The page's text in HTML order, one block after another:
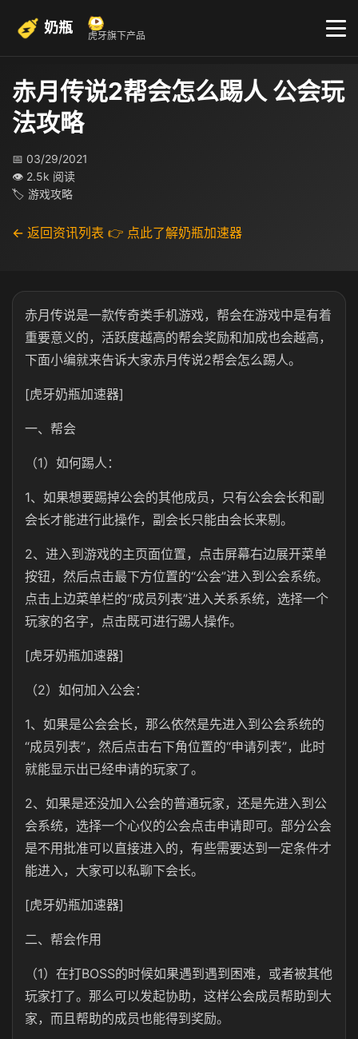
奶瓶 虎牙旗下产品
赤月传说2帮会怎么踢人 公会玩
法攻略
📅 03/29/2021
👁 2.5k 阅读
🏷 游戏攻略
← 返回资讯列表 👉 点此了解奶瓶加速器
赤月传说是一款传奇类手机游戏，帮会在游戏中是有着
重要意义的，活跃度越高的帮会奖励和加成也会越高，
下面小编就来告诉大家赤月传说2帮会怎么踢人。
[虎牙奶瓶加速器]
一、帮会
（1）如何踢人：
1、如果想要踢掉公会的其他成员，只有公会会长和副
会长才能进行此操作，副会长只能由会长来剔。
2、进入到游戏的主页面位置，点击屏幕右边展开菜单
按钮，然后点击最下方位置的“公会”进入到公会系统。
点击上边菜单栏的“成员列表”进入关系系统，选择一个
玩家的名字，点击既可进行踢人操作。
[虎牙奶瓶加速器]
（2）如何加入公会：
1、如果是公会会长，那么依然是先进入到公会系统的
“成员列表”，然后点击右下角位置的“申请列表”，此时
就能显示出已经申请的玩家了。
2、如果是还没加入公会的普通玩家，还是先进入到公
会系统，选择一个心仪的公会点击申请即可。部分公会
是不用批准可以直接进入的，有些需要达到一定条件才
能进入，大家可以私聊下会长。
[虎牙奶瓶加速器]
二、帮会作用
（1）在打BOSS的时候如果遇到遇到困难，或者被其他
玩家打了。那么可以发起协助，这样公会成员帮助到大
家，而且帮助的成员也能得到奖励。